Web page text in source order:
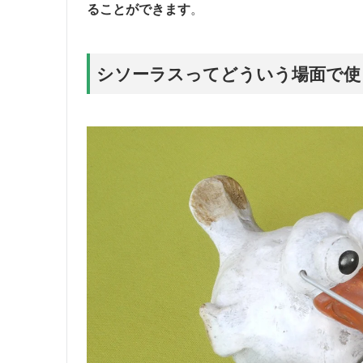
ることができます。
シソーラスってどういう場面で